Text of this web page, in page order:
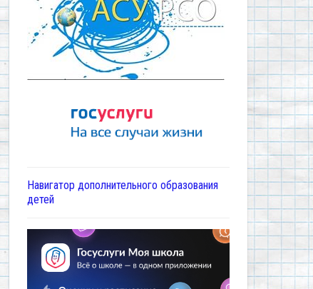
Навигатор дополнительного образования
детей